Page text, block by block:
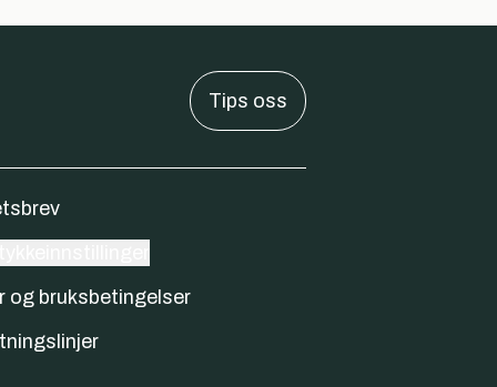
Tips oss
og bruksbetingelser